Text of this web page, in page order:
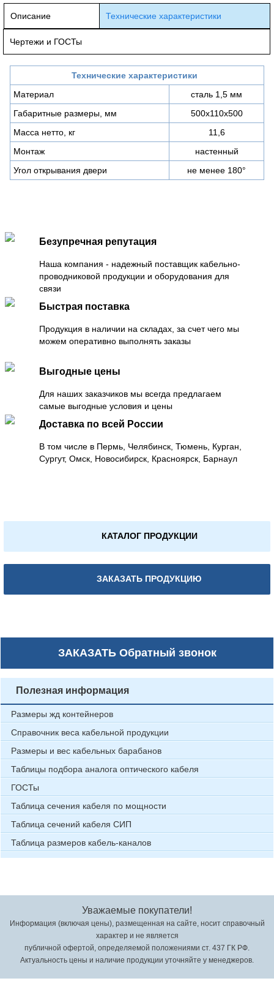
Описание Технические характеристики
Чертежи и ГОСТы
Технические характеристики
Материал
сталь 1,5 мм
Габаритные размеры, мм
500х110х500
Масса нетто, кг
11,6
Монтаж
настенный
Угол открывания двери
не менее 180°
Безупречная репутация
Наша компания - надежный поставщик кабельно-
проводниковой продукции и оборудования для
связи
Быстрая поставка
Продукция в наличии на складах, за счет чего мы
можем оперативно выполнять заказы
Выгодные цены
Для наших заказчиков мы всегда предлагаем
самые выгодные условия и цены
Доставка по всей России
В том числе в Пермь, Челябинск, Тюмень, Курган,
Сургут, Омск, Новосибирск, Красноярск, Барнаул
КАТАЛОГ ПРОДУКЦИИ
ЗАКАЗАТЬ ПРОДУКЦИЮ
ЗАКАЗАТЬОбратный звонок
Полезная информация
Размеры жд контейнеров
Справочник веса кабельной продукции
Размеры и вес кабельных барабанов
Таблицы подбора аналога оптического кабеля
ГОСТы
Таблица сечения кабеля по мощности
Таблица сечений кабеля СИП
Таблица размеров кабель-каналов
Уважаемые покупатели!
Информация (включая цены), размещенная на сайте, носит справочный
характер и не является
публичной офертой, определяемой положениями ст. 437 ГК РФ.
Актуальность цены и наличие продукции уточняйте у менеджеров.